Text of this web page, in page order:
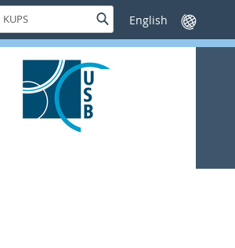
SucheSprache
wechseln